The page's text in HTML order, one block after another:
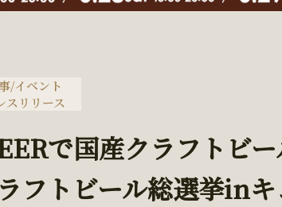
/イベント
スリリース
で国産クラフトビ
フトビール総選挙in